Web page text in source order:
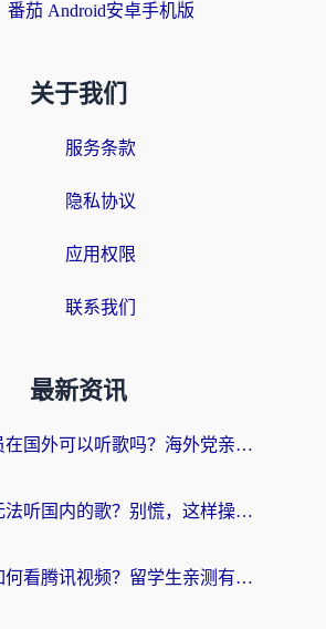
番茄 Android安卓手机版
关于我们
服务条款
隐私协议
应用权限
联系我们
最新资讯
酷狗会员在国外可以听歌吗？海外党亲测有效：3步解决音乐权限难题
在国外无法听国内的歌？别慌，这样操作就能畅听QQ音乐（附亲测加速器推荐）
在国外如何看腾讯视频？留学生亲测有效的回国加速方案